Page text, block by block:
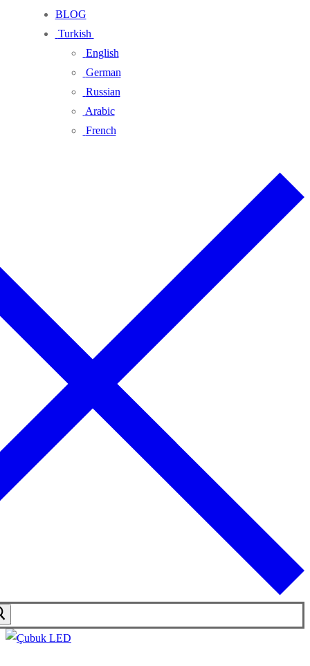
BLOG
Turkish
English
German
Russian
Arabic
French